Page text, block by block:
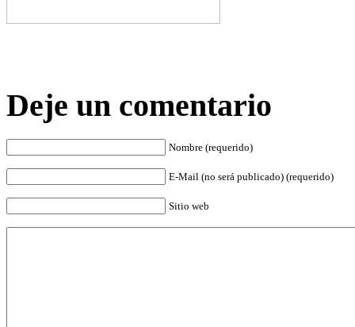
Deje un comentario
Nombre (requerido)
E-Mail (no será publicado) (requerido)
Sitio web